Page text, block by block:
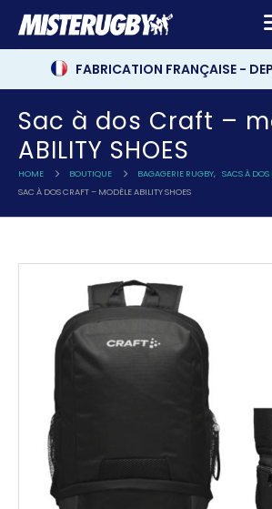
FABRICATION FRANÇAISE -
Sac à dos Craft –
ABILITY SHOES
HOME BOUTIQUE BAGAGERIE RUGBY, SACS À DOS
SAC À DOS CRAFT – MODÈLE ABILITY SHOES